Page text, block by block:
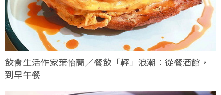
飲食生活作家葉怡蘭／餐飲「輕」浪潮：從餐酒館，
到早午餐